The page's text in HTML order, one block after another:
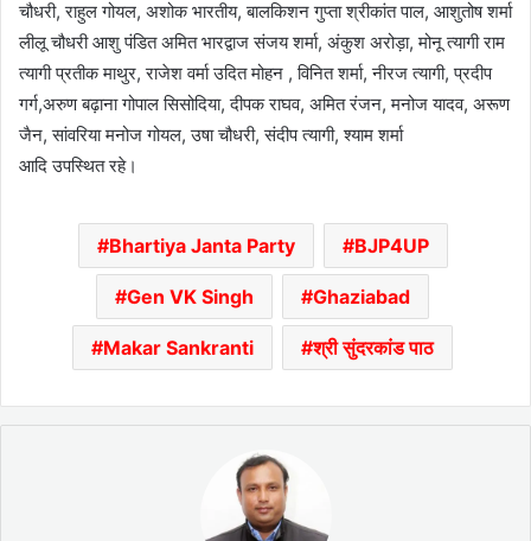
चौधरी, राहुल गोयल, अशोक भारतीय, बालकिशन गुप्ता श्रीकांत पाल, आशुतोष शर्मा
लीलू चौधरी आशु पंडित अमित भारद्वाज संजय शर्मा, अंकुश अरोड़ा, मोनू त्यागी राम
त्यागी प्रतीक माथुर, राजेश वर्मा उदित मोहन , विनित शर्मा, नीरज त्यागी, प्रदीप
गर्ग,अरुण बढ़ाना गोपाल सिसोदिया, दीपक राघव, अमित रंजन, मनोज यादव, अरूण
जैन, सांवरिया मनोज गोयल, उषा चौधरी, संदीप त्यागी, श्याम शर्मा
आदि उपस्थित रहे।
Bhartiya Janta Party BJP4UP
Gen VK Singh Ghaziabad
Makar Sankranti श्री सुंदरकांड पाठ